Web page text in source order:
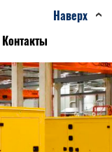
Контакты
Наверх